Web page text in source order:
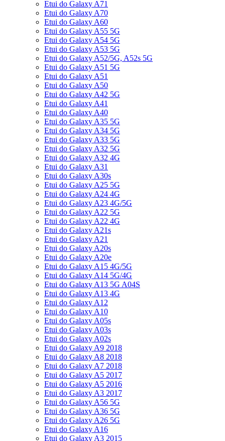
Etui do Galaxy A71
Etui do Galaxy A70
Etui do Galaxy A60
Etui do Galaxy A55 5G
Etui do Galaxy A54 5G
Etui do Galaxy A53 5G
Etui do Galaxy A52/5G, A52s 5G
Etui do Galaxy A51 5G
Etui do Galaxy A51
Etui do Galaxy A50
Etui do Galaxy A42 5G
Etui do Galaxy A41
Etui do Galaxy A40
Etui do Galaxy A35 5G
Etui do Galaxy A34 5G
Etui do Galaxy A33 5G
Etui do Galaxy A32 5G
Etui do Galaxy A32 4G
Etui do Galaxy A31
Etui do Galaxy A30s
Etui do Galaxy A25 5G
Etui do Galaxy A24 4G
Etui do Galaxy A23 4G/5G
Etui do Galaxy A22 5G
Etui do Galaxy A22 4G
Etui do Galaxy A21s
Etui do Galaxy A21
Etui do Galaxy A20s
Etui do Galaxy A20e
Etui do Galaxy A15 4G/5G
Etui do Galaxy A14 5G/4G
Etui do Galaxy A13 5G A04S
Etui do Galaxy A13 4G
Etui do Galaxy A12
Etui do Galaxy A10
Etui do Galaxy A05s
Etui do Galaxy A03s
Etui do Galaxy A02s
Etui do Galaxy A9 2018
Etui do Galaxy A8 2018
Etui do Galaxy A7 2018
Etui do Galaxy A5 2017
Etui do Galaxy A5 2016
Etui do Galaxy A3 2017
Etui do Galaxy A56 5G
Etui do Galaxy A36 5G
Etui do Galaxy A26 5G
Etui do Galaxy A16
Etui do Galaxy A3 2015